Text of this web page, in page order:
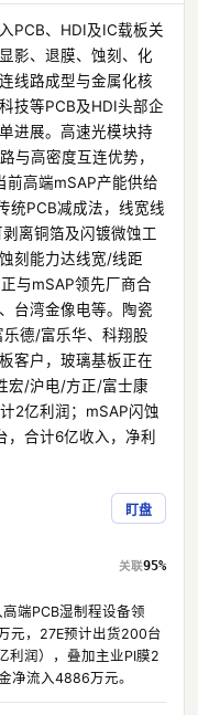
PCB、HDI及IC载板关
影、退膜、蚀刻、化
线路成型与金属化核
技等PCB及HDI头部企
进展。高速光模块持
与高密度互连优势，
前高端mSAP产能供给
统PCB减成法，线宽线
离铜箔及闪镀微蚀工
刻能力达线宽/线距
与mSAP领先厂商合
台湾金像电等。陶瓷
德/富乐华、科翔股
客户，玻璃基板正在
宏/沪电/方正/富士康
2亿利润；mSAP闪蚀
合计6亿收入，净利
盯盘
95%
端PCB湿制程设备领
元，27E预计出货200台
利润），叠加主业PI膜2
净流入4886万元。